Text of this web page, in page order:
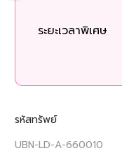
ระยะเวลาพิเศษ
รหัสทรัพย์
UBN-LD-A-660010